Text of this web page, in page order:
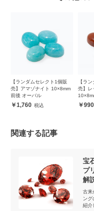
【ランダムセレクト1個販
売】レッドジャスパー
10×8mm前後 オーバル
990
【
後
関連する記事
宝
プ
解
古来
ング
紹介